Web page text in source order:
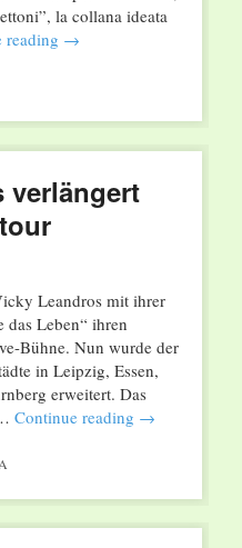
la collana ideata
reading →
verlängert
Leandros mit ihrer
das Leben“ ihren
Bühne. Nun wurde der
in Leipzig, Essen,
erweitert. Das
Continue reading →